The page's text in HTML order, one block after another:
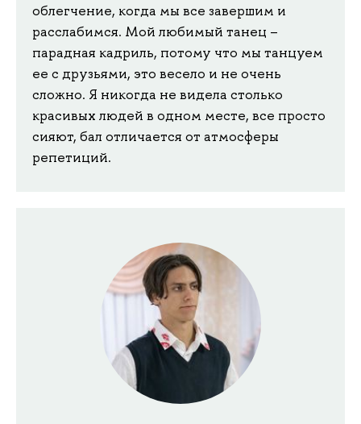
облегчение, когда мы все завершим и
расслабимся. Мой любимый танец –
парадная кадриль, потому что мы танцуем
ее с друзьями, это весело и не очень
сложно. Я никогда не видела столько
красивых людей в одном месте, все просто
сияют, бал отличается от атмосферы
репетиций.